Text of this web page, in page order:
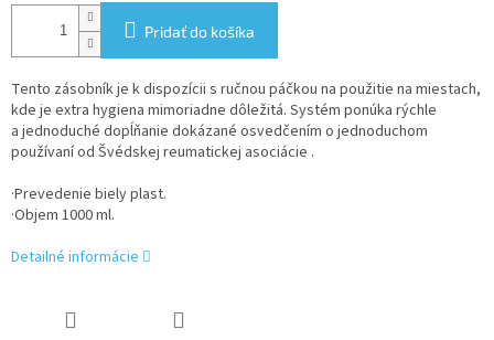
Pridať do košíka
Tento zásobník je k dispozícii s ručnou páčkou na použitie na miestach,
kde je extra hygiena mimoriadne dôležitá. Systém ponúka rýchle
a jednoduché dopĺňanie dokázané osvedčením o jednoduchom
používaní od Švédskej reumatickej asociácie .
·Prevedenie biely plast.
·Objem 1000 ml.
Detailné informácie